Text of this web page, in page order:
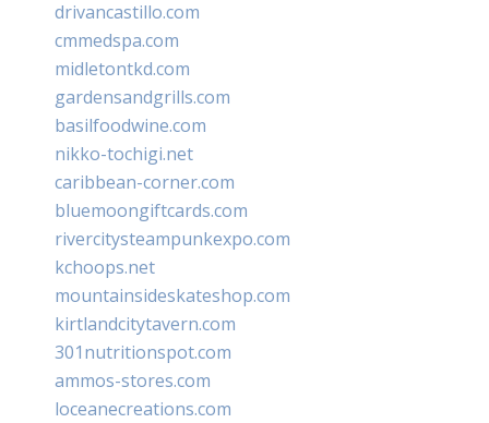
drivancastillo.com
cmmedspa.com
midletontkd.com
gardensandgrills.com
basilfoodwine.com
nikko-tochigi.net
caribbean-corner.com
bluemoongiftcards.com
rivercitysteampunkexpo.com
kchoops.net
mountainsideskateshop.com
kirtlandcitytavern.com
301nutritionspot.com
ammos-stores.com
loceanecreations.com